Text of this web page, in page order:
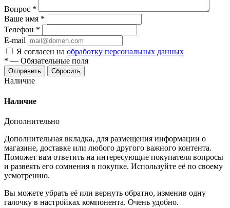
Вопрос *
Ваше имя *
Телефон *
E-mail
Я согласен на обработку персональных данных
* — Обязательные поля
Отправить Сбросить
Наличие
Наличие
Дополнительно
Дополнительная вкладка, для размещения информации о
магазине, доставке или любого другого важного контента.
Поможет вам ответить на интересующие покупателя вопросы
и развеять его сомнения в покупке. Используйте её по своему
усмотрению.
Вы можете убрать её или вернуть обратно, изменив одну
галочку в настройках компонента. Очень удобно.